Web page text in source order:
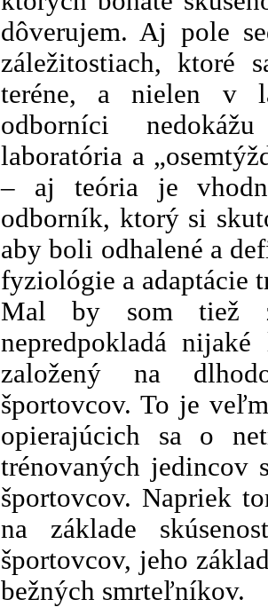
dôverujem. Aj pole
záležitostiach, ktoré
teréne, a nielen v
odborníci
laboratória a
– aj teória je
odborník, ktorý si
aby boli odhalené a
fyziológie a adaptácie
Mal by som tiež
nepredpokladá
založený na
športovcov. To je
opierajúcich sa o
trénovaných jedincov
športovcov. Napriek
na základe
športovcov, jeho
bežných smrteľníkov.